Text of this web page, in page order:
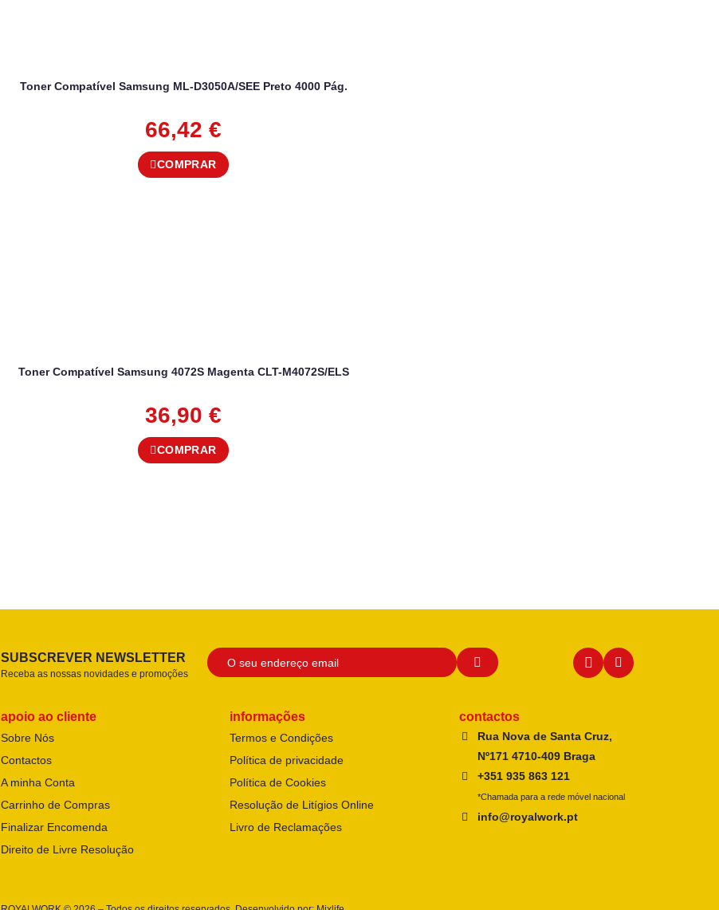
Toner Compatível Samsung ML-D3050A/SEE Preto 4000 Pág.
66,42 €
COMPRAR
Toner Compatível Samsung 4072S Magenta CLT-M4072S/ELS
36,90 €
COMPRAR
SUBSCREVER NEWSLETTER
Receba as nossas novidades e promoções
apoio ao cliente
Sobre Nós
Contactos
A minha Conta
Carrinho de Compras
Finalizar Encomenda
Direito de Livre Resolução
informações
Termos e Condições
Política de privacidade
Política de Cookies
Resolução de Litígios Online
Livro de Reclamações
contactos
Rua Nova de Santa Cruz,
Nº171 4710-409 Braga
+351 935 863 121
*Chamada para a rede móvel nacional
info@royalwork.pt